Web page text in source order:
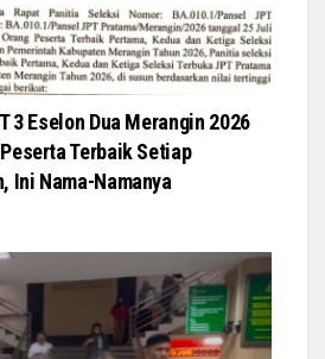
3 Eselon Dua Merangin 2026
Terbaik Setiap
Ini Nama-Namanya